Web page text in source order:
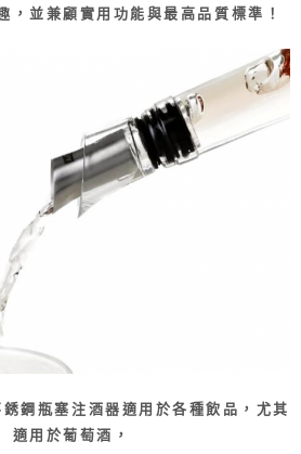
單所需資料之確認、核對及更正。
欲退款等相關疑問，請聯繫「AFTEE先享後付
公司提供之「AFTEE先享後付」服務完成之交
提供個人資料，並將交易相關給付款項請求債
請瀏覽以下網址：
得法定代理人或監護人之同意方可使用
同意申辦者引起之損失，本公司不負相關責
時，將依據個別帳號之用戶狀況，依本公司即
若仍有額度不足之情形，本公司將視審查結果
使用他人資訊註冊。若發現惡意使用之情形，
停止該用戶之使用額度並採取法律行動。
袋可現場詢問
，並兼顧實用功能與最高品質標準！
鋼瓶塞注酒器適用於各種飲品，尤其
適用於葡萄酒，